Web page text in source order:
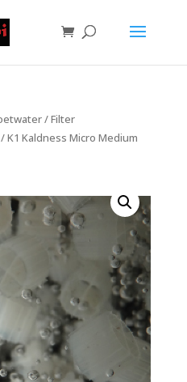
/Filter
/ K1 Kaldness Micro Medium